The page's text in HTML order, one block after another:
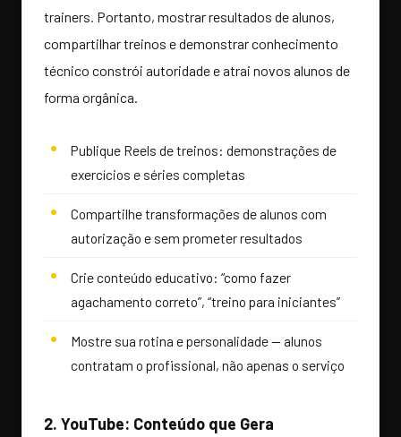
trainers. Portanto, mostrar resultados de alunos,
compartilhar treinos e demonstrar conhecimento
técnico constrói autoridade e atrai novos alunos de
forma orgânica.
Publique Reels de treinos: demonstrações de
exercícios e séries completas
Compartilhe transformações de alunos com
autorização e sem prometer resultados
Crie conteúdo educativo: “como fazer
agachamento correto”, “treino para iniciantes”
Mostre sua rotina e personalidade — alunos
contratam o profissional, não apenas o serviço
2. YouTube: Conteúdo que Gera